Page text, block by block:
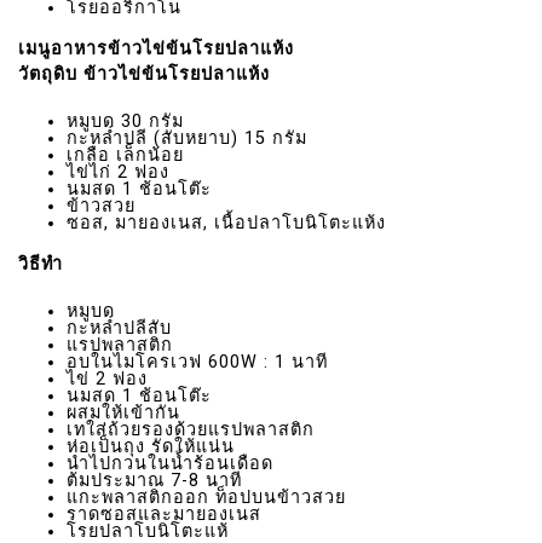
โรยออริกาโน
เมนูอาหารข้าวไข่ข้นโรยปลาแห้ง
วัตถุดิบ ข้าวไข่ข้นโรยปลาแห้ง
หมูบด 30 กรัม
กะหล่ำปลี (สับหยาบ) 15 กรัม
เกลือ เล็กน้อย
ไข่ไก่ 2 ฟอง
นมสด 1 ช้อนโต๊ะ
ข้าวสวย
ซอส, มายองเนส, เนื้อปลาโบนิโตะแห้ง
วิธีทำ
หมูบด
กะหล่ำปลีสับ
แรปพลาสติก
อบในไมโครเวฟ 600W : 1 นาที
ไข่ 2 ฟอง
นมสด 1 ช้อนโต๊ะ
ผสมให้เข้ากัน
เทใส่ถ้วยรองด้วยแรปพลาสติก
ห่อเป็นถุง รัดให้แน่น
นำไปกวนในน้ำร้อนเดือด
ต้มประมาณ 7-8 นาที
แกะพลาสติกออก ท็อปบนข้าวสวย
ราดซอสและมายองเนส
โรยปลาโบนิโตะแห้